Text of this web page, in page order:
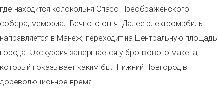
где находится колокольня Спасо-Преображенского
собора, мемориал Вечного огня. Далее электромобиль
направляется в Манеж, переходит на Центральную площадь
города. Экскурсия завершается у бронзового макета,
который показывает каким был Нижний Новгород в
дореволюционное время.